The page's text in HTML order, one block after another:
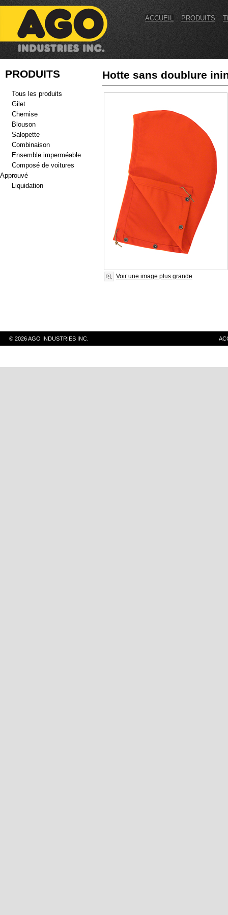
ACCUEIL PRODUITS
PRODUITS
Tous les produits
Gilet
Chemise
Blouson
Salopette
Combinaison
Ensemble imperméable
Composé de voitures
Approuvé
Liquidation
Hotte sans doublure
Voir une image plus grande
© 2026 AGO INDUSTRIES INC.